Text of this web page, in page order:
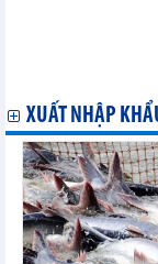
XUẤT NHẬP